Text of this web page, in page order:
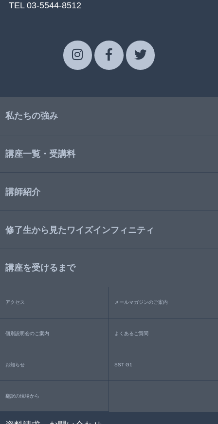
TEL 03-5544-8512
私たちの強み
講座一覧・受講料
講師紹介
修了生から見たワイズインフィニティ
講座を受けるまで
アクセス メールマガジンのご案内
個別説明会のご案内 よくあるご質問
お知らせ SST G1
翻訳の現場から